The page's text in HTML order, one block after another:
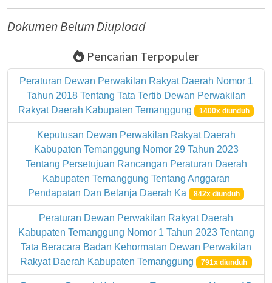
Dokumen Belum Diupload
Pencarian Terpopuler
Peraturan Dewan Perwakilan Rakyat Daerah Nomor 1
Tahun 2018 Tentang Tata Tertib Dewan Perwakilan
Rakyat Daerah Kabupaten Temanggung
1400x diunduh
Keputusan Dewan Perwakilan Rakyat Daerah
Kabupaten Temanggung Nomor 29 Tahun 2023
Tentang Persetujuan Rancangan Peraturan Daerah
Kabupaten Temanggung Tentang Anggaran
Pendapatan Dan Belanja Daerah Ka
842x diunduh
Peraturan Dewan Perwakilan Rakyat Daerah
Kabupaten Temanggung Nomor 1 Tahun 2023 Tentang
Tata Beracara Badan Kehormatan Dewan Perwakilan
Rakyat Daerah Kabupaten Temanggung 791x diunduh